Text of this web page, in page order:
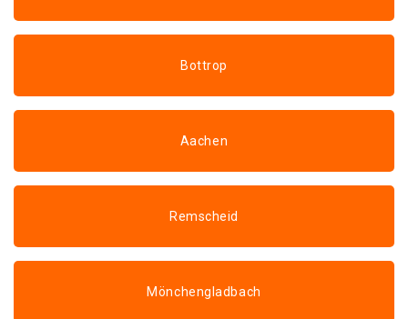
Bottrop
Aachen
Remscheid
Mönchengladbach